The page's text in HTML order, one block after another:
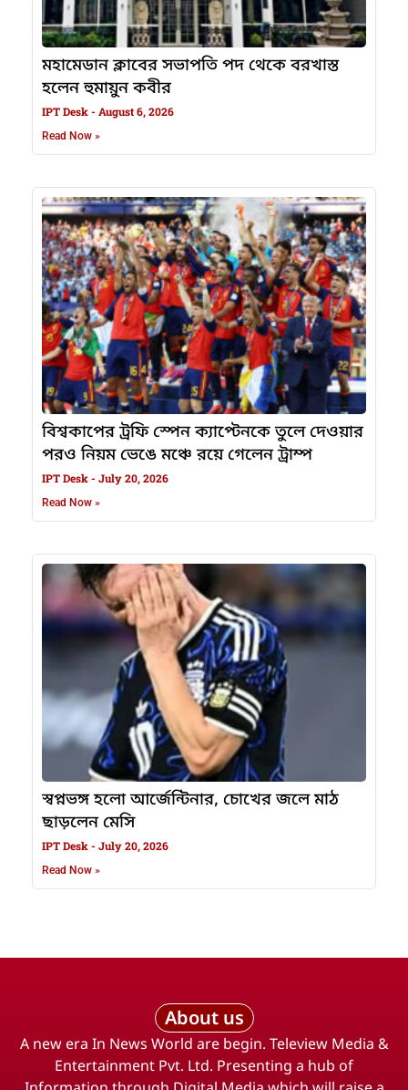
মহামেডান ক্লাবের সভাপতি পদ থেকে বরখাস্ত
হলেন হুমায়ুন কবীর
IPT Desk August 6, 2026
Read Now »
বিশ্বকাপের ট্রফি স্পেন ক্যাপ্টেনকে তুলে দেওয়ার
পরও নিয়ম ভেঙে মঞ্চে রয়ে গেলেন ট্রাম্প
IPT Desk July 20, 2026
Read Now »
স্বপ্নভঙ্গ হলো আর্জেন্টিনার, চোখের জলে মাঠ
ছাড়লেন মেসি
IPT Desk July 20, 2026
Read Now »
About us
A new era In News World are begin. Teleview Media &
Entertainment Pvt. Ltd. Presenting a hub of